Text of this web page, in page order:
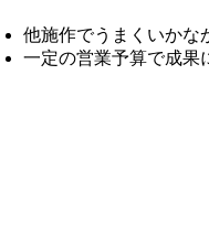
他施作でうまくいかな
一定の営業予算で成果